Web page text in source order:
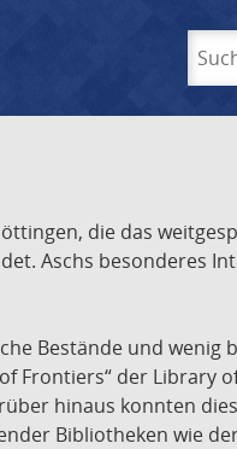
die das
Aschs besonderes
Bestände und wenig
Frontiers“ der Library
hinaus konnten
Bibliotheken wie